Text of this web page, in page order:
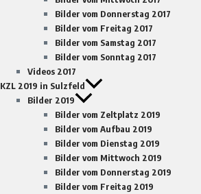
Bilder vom Donnerstag 2017
Bilder vom Freitag 2017
Bilder vom Samstag 2017
Bilder vom Sonntag 2017
Videos 2017
KZL 2019 in Sulzfeld
Bilder 2019
Bilder vom Zeltplatz 2019
Bilder vom Aufbau 2019
Bilder vom Dienstag 2019
Bilder vom Mittwoch 2019
Bilder vom Donnerstag 2019
Bilder vom Freitag 2019